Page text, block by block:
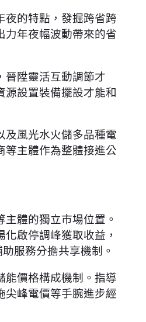
夜的特點，發掘跨省跨
力年夜幅波動帶來的省
晉陞靈活互動調節才
設置裝備擺設才能和
及風光水火儲多品種電
等主體作為整體接進公
體的獨立市場位置。
啟停調峰獲取收益，
服務分擔共享機制。
能價格構成機制。指導
尖峰電價等手腕進步經